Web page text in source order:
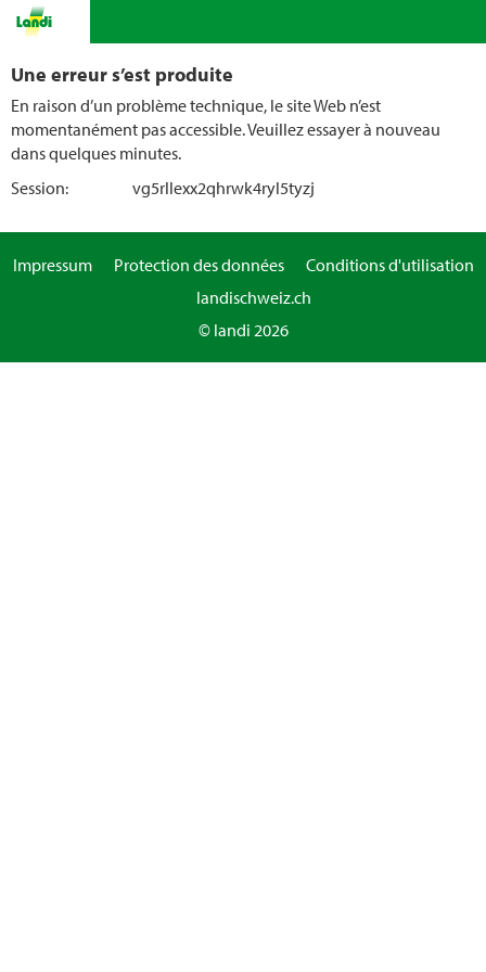
Une erreur s’est produite
En raison d’un problème technique, le site Web n’est
momentanément pas accessible. Veuillez essayer à nouveau
dans quelques minutes.
Session:
vg5rllexx2qhrwk4ryl5tyzj
Impressum Protection des données
Conditions d'utilisation
landischweiz.ch
© landi 2026